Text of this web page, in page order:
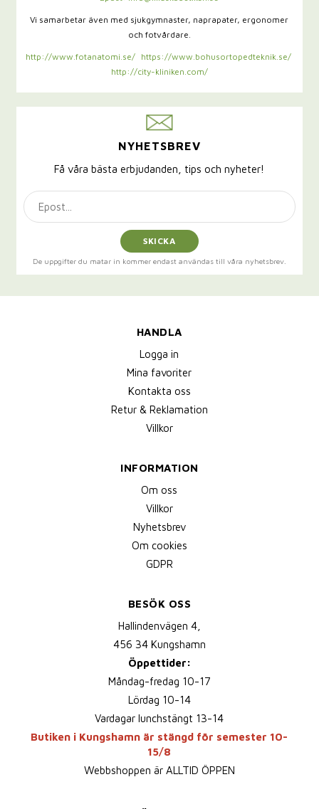
Vi samarbetar även med sjukgymnaster, naprapater, ergonomer
och fotvårdare.
http://www.fotanatomi.se/
https://www.bohusortopedteknik.se/
http://city-kliniken.com/
NYHETSBREV
Få våra bästa erbjudanden, tips och nyheter!
SKICKA
De uppgifter du matar in kommer endast användas till våra nyhetsbrev.
HANDLA
Logga in
Mina favoriter
Kontakta oss
Retur & Reklamation
Villkor
INFORMATION
Om oss
Villkor
Nyhetsbrev
Om cookies
GDPR
BESÖK OSS
Hallindenvägen 4,
456 34 Kungshamn
Öppettider:
Måndag-fredag 10-17
Lördag 10-14
Vardagar lunchstängt 13-14
Butiken i Kungshamn är stängd för semester 10-
15/8
Webbshoppen är ALLTID ÖPPEN